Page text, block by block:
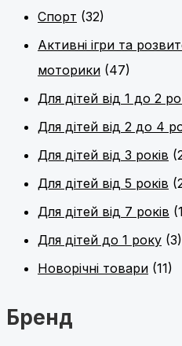
Спорт (32)
Активні ігри та
моторики (47)
Для дітей від 1 до 2
Для дітей від 2 до 4
Для дітей від 3 років
Для дітей від 5 років
Для дітей від 7 років
Для дітей до 1 року (3)
Новорічні товари (11)
Бренд